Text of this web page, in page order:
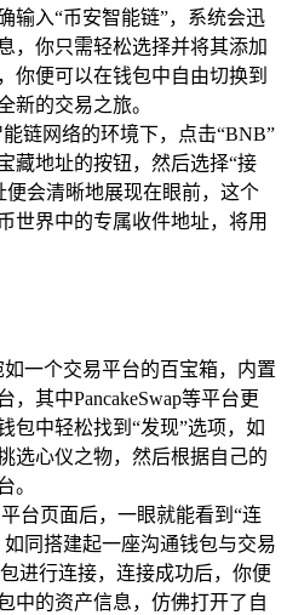
输入“币安智能链”，系统会迅
，你只需轻松选择并将其添加
你便可以在钱包中自由切换到
新的交易之旅。
链网络的环境下，点击“BNB”
藏地址的按钮，然后选择“接
便会清晰地展现在眼前，这个
世界中的专属收件地址，将用
如一个交易平台的百宝箱，内置
，其中PancakeSwap等平台更
包中轻松找到“发现”选项，如
选心仪之物，然后根据自己的
。
台页面后，一眼就能看到“连
同搭建起一座沟通钱包与交易
进行连接，连接成功后，你便
中的资产信息，仿佛打开了自